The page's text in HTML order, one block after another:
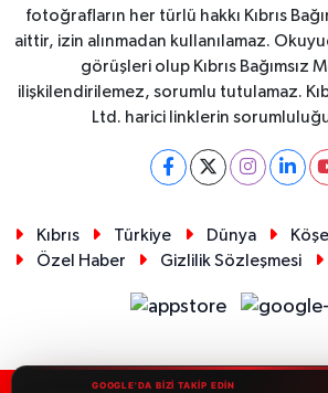
fotoğrafların her türlü hakkı Kıbrıs
aittir, izin alınmadan kullanılamaz.
görüşleri olup Kıbrıs Bağımsız
ilişkilendirilemez, sorumlu tutulamaz.
Ltd. harici linklerin
Kıbrıs Türkiye Dünya
Özel Haber
Gizlilik Sözleşmesi
GOOGLE'DA BİZİ TAKİP EDİN